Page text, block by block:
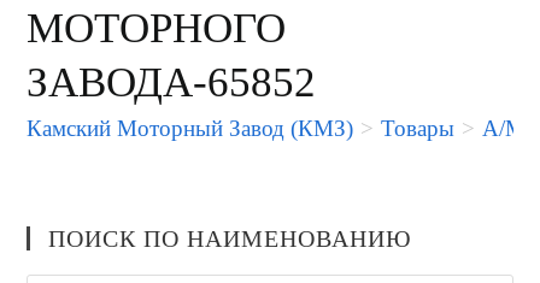
МОТОРНОГО
ЗАВОДА-65852
Камский Моторный Завод (КМЗ) > Товары > А/М
ПОИСК ПО НАИМЕНОВАНИЮ